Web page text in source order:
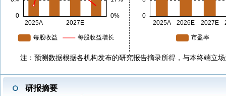
注：预测数据根据各机构发布的研究报告摘录所得，与本终端立
研报摘要